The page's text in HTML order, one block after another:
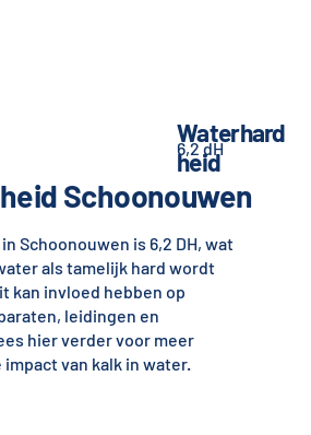
Schoonouwen
Schoonouwen is 6,2 DH, wat
als tamelijk hard wordt
kan invloed hebben op
leidingen en
hier verder voor meer
van kalk in water.
Waterhard
heid
6,2 dH